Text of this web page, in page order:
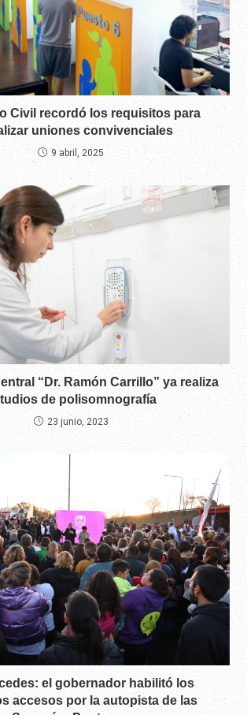
Civil recordó los requisitos para
uniones convivenciales
9 abril, 2025
“Dr. Ramón Carrillo” ya realiza
de polisomnografía
23 junio, 2023
el gobernador habilitó los
accesos por la autopista de las